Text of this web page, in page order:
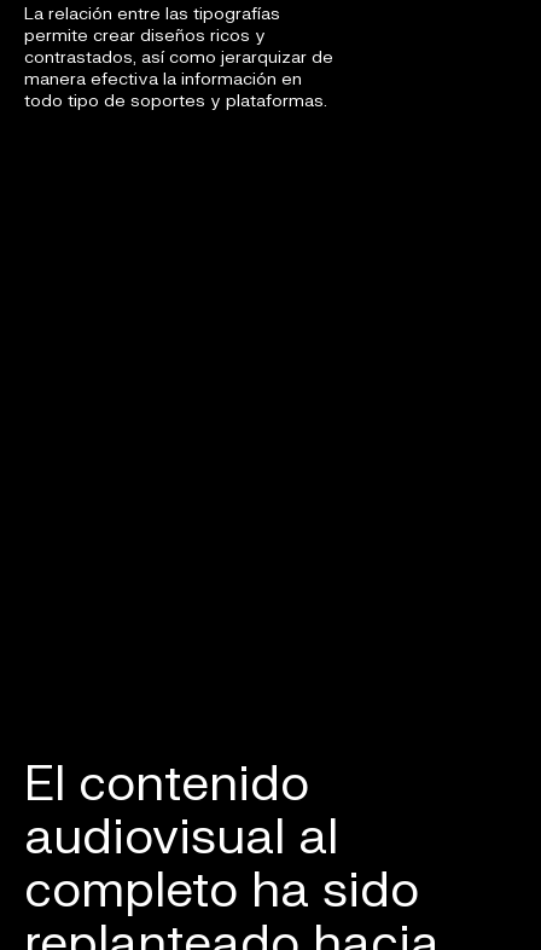
La relación entre las tipografías
permite crear diseños ricos y
contrastados, así como jerarquizar de
manera efectiva la información en
todo tipo de soportes y plataformas.
El contenido
audiovisual al
completo ha sido